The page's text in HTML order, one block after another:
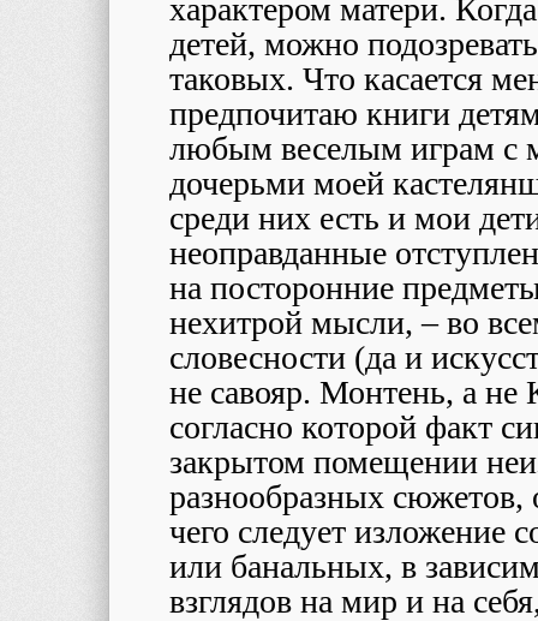
характером матери.
детей, можно
таковых. Что касается
предпочитаю книги
любым веселым играм с
дочерьми моей
среди них есть и мои
неоправданные
на посторонние
нехитрой мысли, – во
словесности (да и
не савояр. Монтень, а не
согласно которой факт
закрытом помещении
разнообразных сюжетов,
чего следует изложение
или банальных, в
взглядов на мир и на